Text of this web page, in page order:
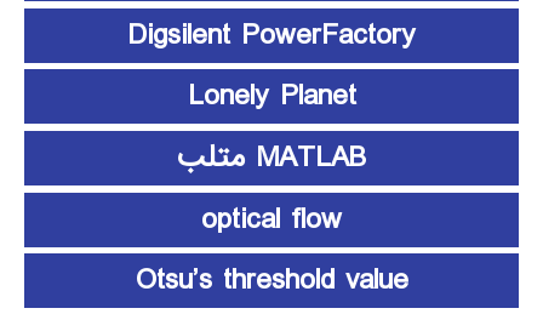
Digsilent PowerFactory
Lonely Planet
MATLAB متلب
optical flow
Otsu’s threshold value